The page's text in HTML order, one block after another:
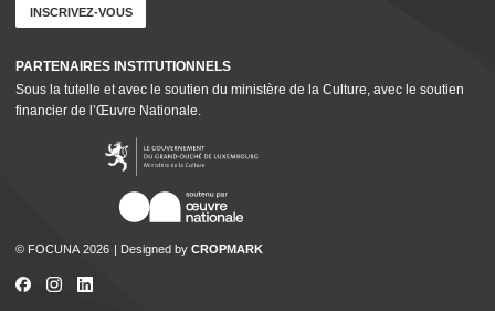
INSCRIVEZ-VOUS
PARTENAIRES INSTI­TU­TION­NELS
Sous la tutelle et avec le soutien du ministère de la Culture, avec le soutien
financier de l’Œuvre Nationale.
© FOCUNA 2026 Designed by CROPMARK